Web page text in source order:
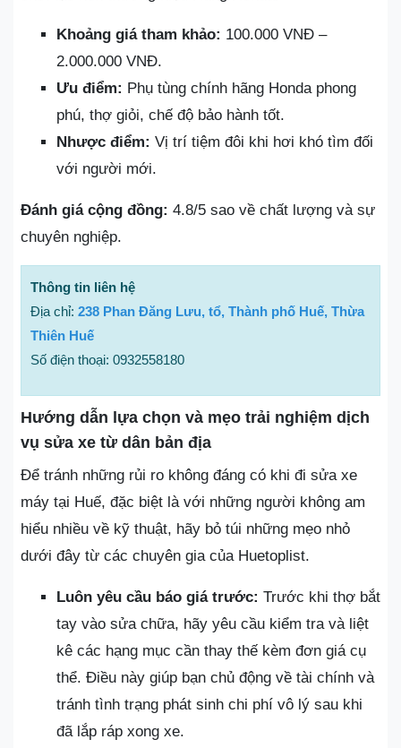
Khoảng giá tham khảo: 100.000 VNĐ –
2.000.000 VNĐ.
Ưu điểm: Phụ tùng chính hãng Honda phong
phú, thợ giỏi, chế độ bảo hành tốt.
Nhược điểm: Vị trí tiệm đôi khi hơi khó tìm đối
với người mới.
Đánh giá cộng đồng: 4.8/5 sao về chất lượng và sự
chuyên nghiệp.
Thông tin liên hệ
Địa chỉ: 238 Phan Đăng Lưu, tổ, Thành phố Huế, Thừa
Thiên Huế
Số điện thoại: 0932558180
Hướng dẫn lựa chọn và mẹo trải nghiệm dịch
vụ sửa xe từ dân bản địa
Để tránh những rủi ro không đáng có khi đi sửa xe
máy tại Huế, đặc biệt là với những người không am
hiểu nhiều về kỹ thuật, hãy bỏ túi những mẹo nhỏ
dưới đây từ các chuyên gia của Huetoplist.
Luôn yêu cầu báo giá trước: Trước khi thợ bắt
tay vào sửa chữa, hãy yêu cầu kiểm tra và liệt
kê các hạng mục cần thay thế kèm đơn giá cụ
thể. Điều này giúp bạn chủ động về tài chính và
tránh tình trạng phát sinh chi phí vô lý sau khi
đã lắp ráp xong xe.